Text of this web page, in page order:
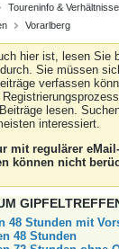
Toureninfo & Verhältnisse
Vorarlberg
hier ist, lesen Sie
durch. Sie müssen
verfassen
lesen.
interessiert.
mit regulärer
können nicht
48 Stunden mit
48 Stunden